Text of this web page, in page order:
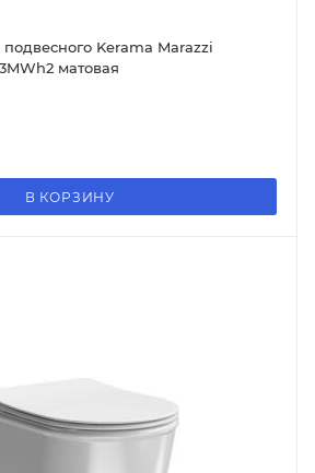
Kerama Marazzi
матовая
В КОРЗИНУ